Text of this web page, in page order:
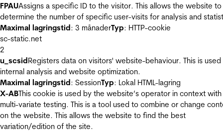
FPAUAssigns a specific ID to the visitor. This allows the website to
determine the number of specific user-visits for analysis and
Maximal lagringstid: 3 månaderTyp: HTTP-cookie
sc-static.net
2
u_scsidRegisters data on visitors' website-behaviour. This is
internal analysis and website optimization.
Maximal lagringstid: SessionTyp: Lokal HTML-lagring
X-ABThis cookie is used by the website’s operator in context with
multi-variate testing. This is a tool used to combine or change
on the website. This allows the website to find the best
variation/edition of the site.